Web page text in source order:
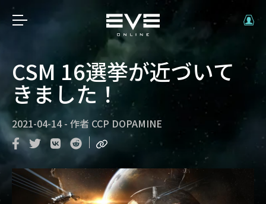
CSM 16選挙が近づいて
きました！
2021-04-14 - 作者 CCP DOPAMINE